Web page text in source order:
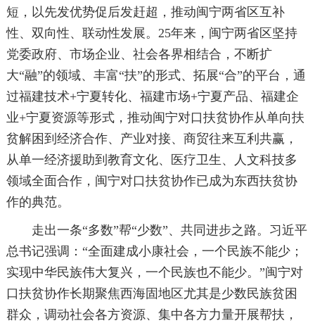
短，以先发优势促后发赶超，推动闽宁两省区互补
性、双向性、联动性发展。25年来，闽宁两省区坚持
党委政府、市场企业、社会各界相结合，不断扩
大“融”的领域、丰富“扶”的形式、拓展“合”的平台，通
过福建技术+宁夏转化、福建市场+宁夏产品、福建企
业+宁夏资源等形式，推动闽宁对口扶贫协作从单向扶
贫解困到经济合作、产业对接、商贸往来互利共赢，
从单一经济援助到教育文化、医疗卫生、人文科技多
领域全面合作，闽宁对口扶贫协作已成为东西扶贫协
作的典范。
走出一条“多数”帮“少数”、共同进步之路。习近平
总书记强调：“全面建成小康社会，一个民族不能少；
实现中华民族伟大复兴，一个民族也不能少。”闽宁对
口扶贫协作长期聚焦西海固地区尤其是少数民族贫困
群众，调动社会各方资源、集中各方力量开展帮扶，